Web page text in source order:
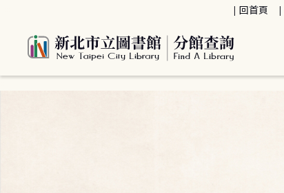
回首頁